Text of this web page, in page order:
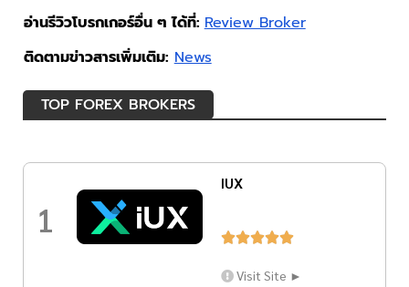
อ่านรีวิวโบรกเกอร์อื่น ๆ ได้ที่: Review Broker
ติดตามข่าวสารเพิ่มเติม: News
TOP FOREX BROKERS
1
IUX

Visit Site ►